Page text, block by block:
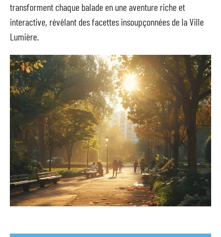
transforment chaque balade en une aventure riche et
interactive, révélant des facettes insoupçonnées de la Ville
Lumière.